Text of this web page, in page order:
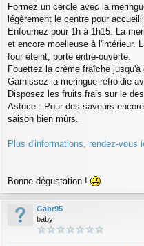
Formez un cercle avec la
légèrement le centre pour
Enfournez pour 1h à 1h15. La
et encore moelleuse à l'intérieur.
four éteint, porte entre-ouverte.
Fouettez la crème fraîche
Garnissez la meringue refroidie
Disposez les fruits frais sur le
Astuce : Pour des saveurs
saison bien mûrs.
Plus d'informations, rendez-vous
Bonne dégustation !
Gabr95
baby